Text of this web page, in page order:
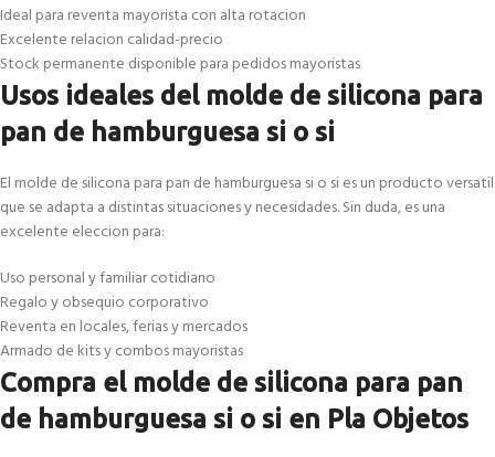
Ideal para reventa mayorista con alta rotacion
Excelente relacion calidad-precio
Stock permanente disponible para pedidos mayoristas
Usos ideales del molde de silicona para
pan de hamburguesa si o si
El molde de silicona para pan de hamburguesa si o si es un producto versatil
que se adapta a distintas situaciones y necesidades. Sin duda, es una
excelente eleccion para:
Uso personal y familiar cotidiano
Regalo y obsequio corporativo
Reventa en locales, ferias y mercados
Armado de kits y combos mayoristas
Compra el molde de silicona para pan
de hamburguesa si o si en Pla Objetos